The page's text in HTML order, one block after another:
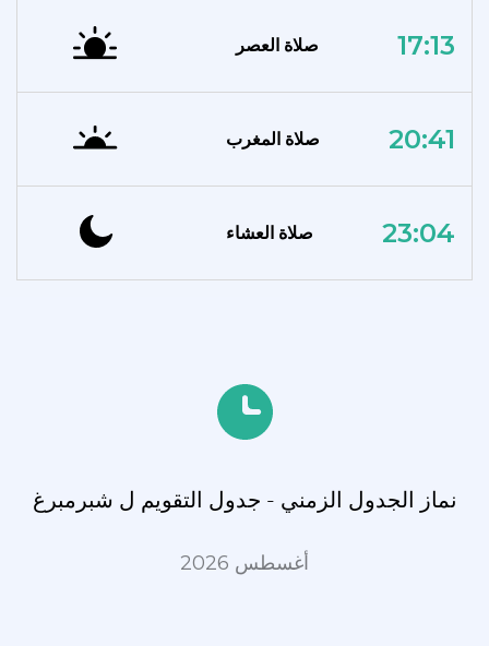
صلاة العصر 17:13
صلاة المغرب 20:41
صلاة العشاء 23:04
نماز الجدول الزمني - جدول التقويم ل شبرمبرغ
أغسطس 2026